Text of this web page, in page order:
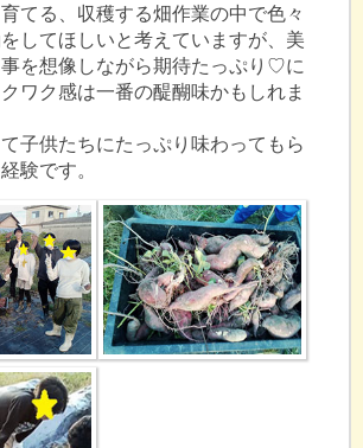
てる、収穫する畑作業の中で色々
してほしいと考えていますが、美
を想像しながら期待たっぷり♡に
ワク感は一番の醍醐味かもしれま
子供たちにたっぷり味わってもら
験です。